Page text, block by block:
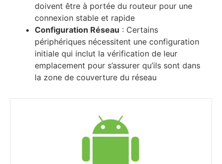
doivent être à portée du routeur pour une
connexion stable et rapide
Configuration Réseau : Certains
périphériques nécessitent une configuration
initiale qui inclut la vérification de leur
emplacement pour s’assurer qu’ils sont dans
la zone de couverture du réseau